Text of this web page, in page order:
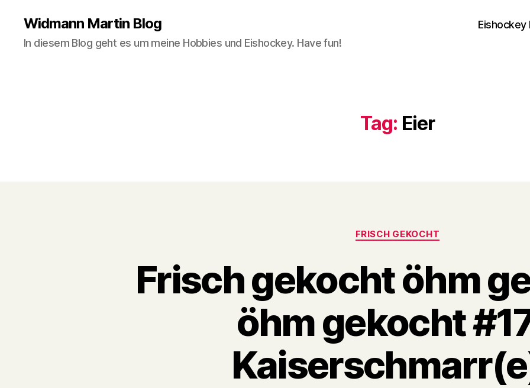
Widmann Martin Blog
In diesem Blog geht es um meine Hobbies und Eishockey. Have fun!
Tag: Eier
Categories
FRISCH GEKOCHT
Frisch gekocht öhm
öhm gekocht